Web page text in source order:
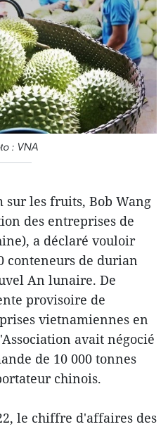
: VNA
les fruits, Bob Wang
des entreprises de
a déclaré vouloir
conteneurs de durian
An lunaire. De
provisoire de
vietnamiennes en
avait négocié
de 10 000 tonnes
chinois.
le chiffre d'affaires des